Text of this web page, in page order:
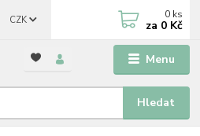
Menu
CZK
Hledat
0 ks
za 0 Kč